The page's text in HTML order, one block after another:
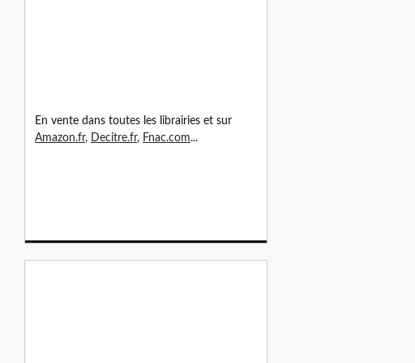
En vente dans toutes les librairies et sur
Amazon.fr, Decitre.fr, Fnac.com...